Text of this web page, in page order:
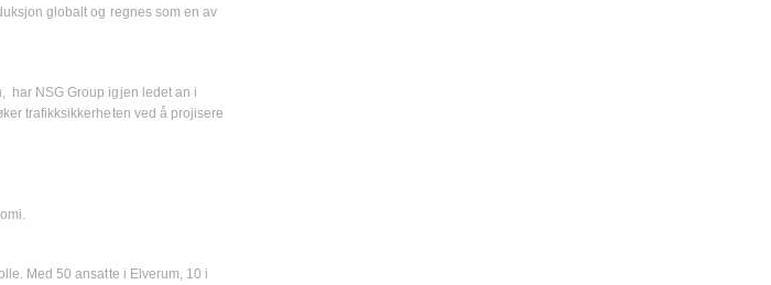
globalt og regnes som en av
har NSG Group igjen ledet an i
trafikksikkerheten ved å projisere
Med 50 ansatte i Elverum, 10 i